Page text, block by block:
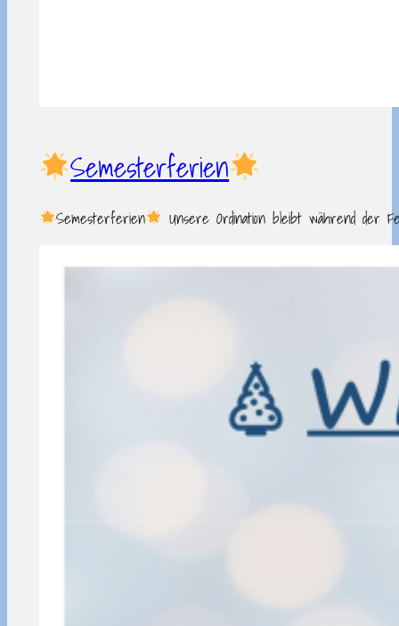
Semesterferien
Semesterferien Unsere Ordination bleibt während der